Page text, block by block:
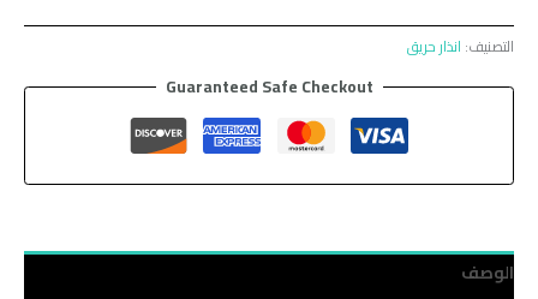
التصنيف: انذار حريق
Guaranteed Safe Checkout
الوصف